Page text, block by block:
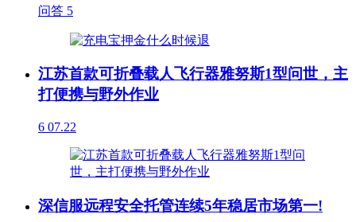
问答 5
江苏首款可折叠载人飞行器雅努斯1型问世，主
打便携与野外作业
6 07.22
深信服远程安全托管连续5年稳居市场第一!